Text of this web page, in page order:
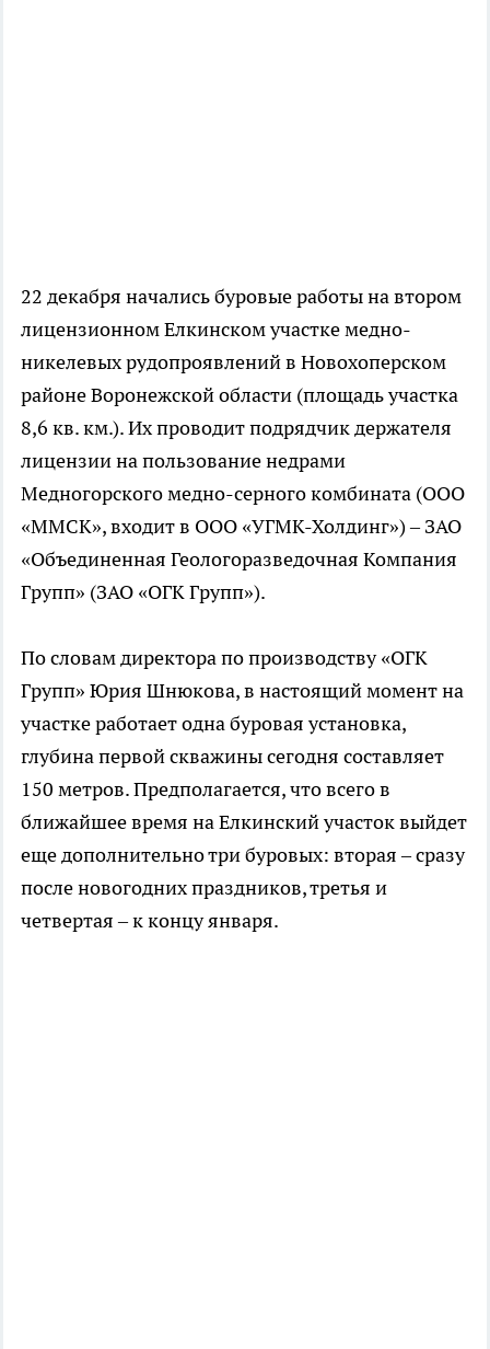
22 декабря начались буровые работы на втором
лицензионном Елкинском участке медно-
никелевых рудопроявлений в Новохоперском
районе Воронежской области (площадь участка
8,6 кв. км.). Их проводит подрядчик держателя
лицензии на пользование недрами
Медногорского медно-серного комбината (ООО
«ММСК», входит в ООО «УГМК-Холдинг») – ЗАО
«Объединенная Геологоразведочная Компания
Групп» (ЗАО «ОГК Групп»).
По словам директора по производству «ОГК
Групп» Юрия Шнюкова, в настоящий момент на
участке работает одна буровая установка,
глубина первой скважины сегодня составляет
150 метров. Предполагается, что всего в
ближайшее время на Елкинский участок выйдет
еще дополнительно три буровых: вторая – сразу
после новогодних праздников, третья и
четвертая – к концу января.